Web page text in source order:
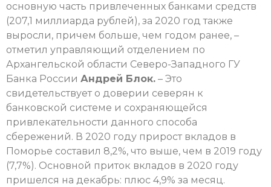
основную часть привлеченных банками средств
(207,1 миллиарда рублей), за 2020 год также
выросли, причем больше, чем годом ранее, –
отметил управляющий отделением по
Архангельской области Северо-Западного ГУ
Банка России Андрей Блок. – Это
свидетельствует о доверии северян к
банковской системе и сохраняющейся
привлекательности данного способа
сбережений. В 2020 году прирост вкладов в
Поморье составил 8,2%, что выше, чем в 2019 году
(7,7%). Основной приток вкладов в 2020 году
пришелся на декабрь: плюс 4,9% за месяц.